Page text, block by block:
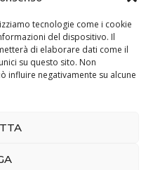
tecnologie come i cookie
del dispositivo. Il
di elaborare dati come il
su questo sito. Non
influire negativamente su alcune